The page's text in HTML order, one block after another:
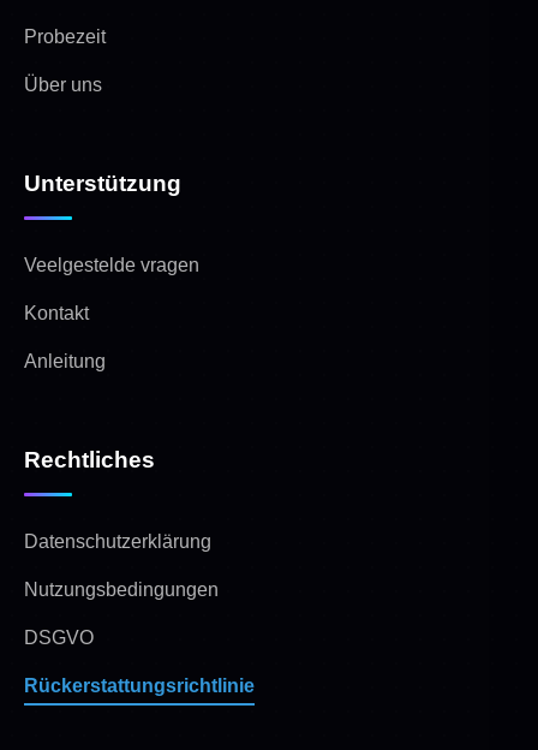
Probezeit
Über uns
Unterstützung
Veelgestelde vragen
Kontakt
Anleitung
Rechtliches
Datenschutzerklärung
Nutzungsbedingungen
DSGVO
Rückerstattungsrichtlinie